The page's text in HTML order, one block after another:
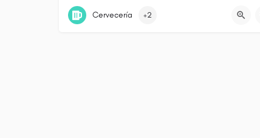
Parque Chacabuco
Cervecería +2